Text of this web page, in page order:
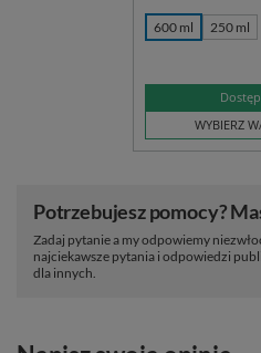
600 ml 250 ml
WYBIERZ
Potrzebujesz pomocy?
Zadaj pytanie a my odpowiemy
najciekawsze pytania i odpowiedzi
dla innych.